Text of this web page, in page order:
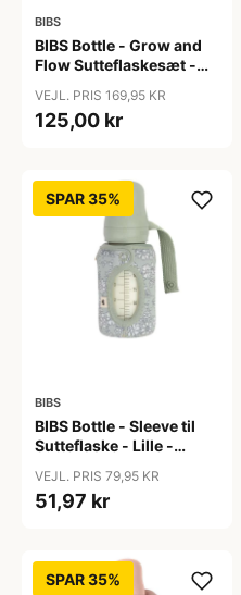
BIBS
BIBS Bottle - Grow and
Flow Sutteflaskesæt -
Naturgummi/Rund -
150ml/270ml - 2-Pak -
VEJL. PRIS 169,95 KR
125,00 kr
SPAR 35%
BIBS
BIBS Bottle - Sleeve til
Sutteflaske - Lille -
VEJL. PRIS 79,95 KR
51,97 kr
SPAR 35%